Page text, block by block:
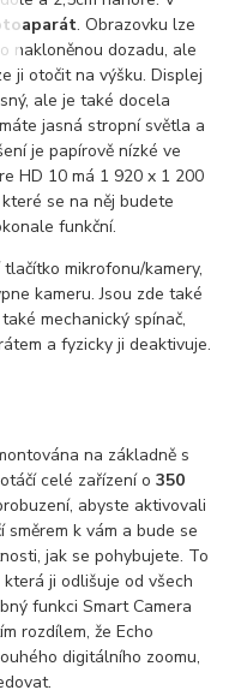
. Obrazovku lze
nakloněnou dozadu, ale
ji otočit na výšku. Displej
ale je také docela
jasná stropní světla a
je papírově nízké ve
HD 10 má 1 920 x 1 200
se na něj budete
funkční.
mikrofonu/kamery,
kameru. Jsou zde také
mechanický spínač,
a fyzicky ji deaktivuje.
na základně s
celé zařízení o350
abyste aktivovali
k vám a bude se
jak se pohybujete. To
která ji odlišuje od všech
funkci Smart Camera
rozdílem, že Echo
digitálního zoomu,